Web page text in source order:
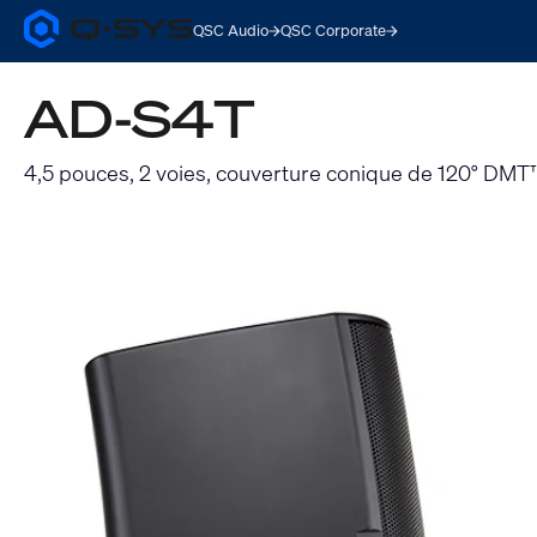
Q-
SYS
Products
Homepage
QSC Audio QSC Corporate
AD-S4T
4,5 pouces, 2 voies, couverture conique de 120°